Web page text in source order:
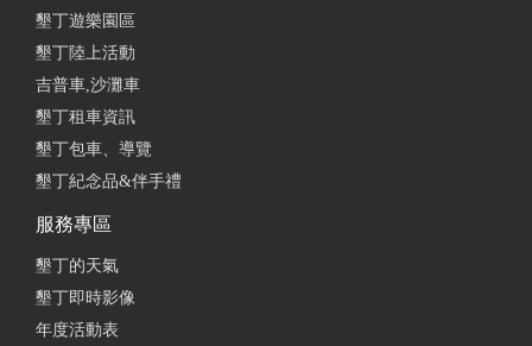
墾丁遊樂園區
墾丁陸上活動
吉普車,沙灘車
墾丁租車資訊
墾丁包車、導覽
墾丁紀念品&伴手禮
服務專區
墾丁的天氣
墾丁即時影像
年度活動表